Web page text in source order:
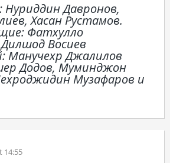
Давронов,
Хасан Рустамов.
Фатхулло
Восиев
Манучехр Джалилов
Додов, Муминджон
Музафаров и
14:55